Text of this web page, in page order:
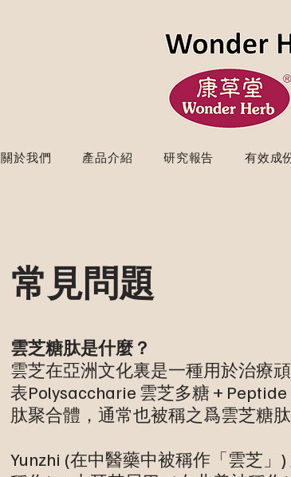
關於我們 產品介紹 研究報告 有效成
常見問題
雲芝糖肽是什麼？
雲芝在亞洲文化裏是一種用於治療
表Polysaccharie 雲芝多糖 +
肽聚合體，通常也被稱之爲雲芝糖肽
Yunzhi (在中醫藥中被稱作「雲芝